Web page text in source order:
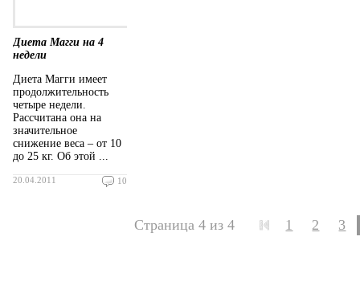
Диета Магги на 4
недели
Диета Магги имеет
продолжительность
четыре недели.
Рассчитана она на
значительное
снижение веса – от 10
до 25 кг. Об этой ...
20.04.2011 10
Страница 4 из 4 1 2 3